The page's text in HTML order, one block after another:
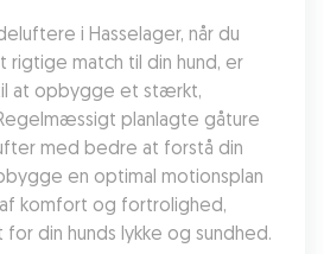
i Hasselager, når du
match til din hund, er
at opbygge et stærkt,
planlagte gåture
med bedre at forstå din
en optimal motionsplan
komfort og fortrolighed,
din hunds lykke og sundhed.